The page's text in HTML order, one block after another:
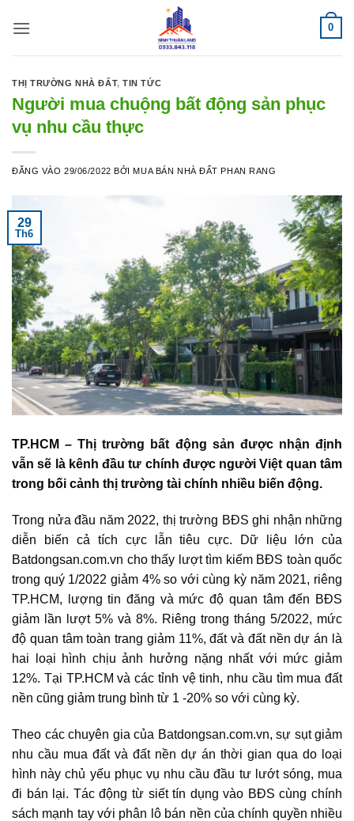
qua
0
THỊ TRƯỜNG NHÀ ĐẤT,TIN TỨC
Người mua chuộng bất động sản phục
vụ nhu cầu thực
ĐĂNG VÀO29/06/2022 BỞI MUA BÁN NHÀ ĐẤT PHAN RANG
29
Th6
TP.HCM –Thị trường bất động sản được nhận định
vẫn sẽ là kênh đầu tư chính được người Việt quan tâm
trong bối cảnh thị trường tài chính nhiều biến động.
Trong nửa đầu năm 2022, thị trường BĐS ghi nhận những
diễn biến cả tích cực lẫn tiêu cực. Dữ liệu lớn của
Batdongsan.com.vn cho thấy lượt tìm kiếm BĐS toàn quốc
trong quý 1/2022 giảm 4% so với cùng kỳ năm 2021, riêng
TP.HCM, lượng tin đăng và mức độ quan tâm đến BĐS
giảm lần lượt 5% và 8%. Riêng trong tháng 5/2022, mức
độ quan tâm toàn trang giảm 11%, đất và đất nền dự án là
hai loại hình chịu ảnh hưởng nặng nhất với mức giảm
12%. Tại TP.HCM và các tỉnh vệ tinh, nhu cầu tìm mua đất
nền cũng giảm trung bình từ 1 -20% so với cùng kỳ.
Theo các chuyên gia của Batdongsan.com.vn, sự sụt giảm
nhu cầu mua đất và đất nền dự án thời gian qua do loại
hình này chủ yếu phục vụ nhu cầu đầu tư lướt sóng, mua
đi bán lại. Tác động từ siết tín dụng vào BĐS cùng chính
sách mạnh tay với phân lô bán nền của chính quyền nhiều